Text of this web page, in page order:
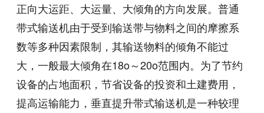
正向大运距、大运量、大倾角的方向发展。普通
带式输送机由于受到输送带与物料之间的摩擦系
数等多种因素限制，其输送物料的倾角不能过
大，一般最大倾角在18o～20o范围内。为了节约
设备的占地面积，节省设备的投资和土建费用，
提高运输能力，垂直提升带式输送机是一种较理